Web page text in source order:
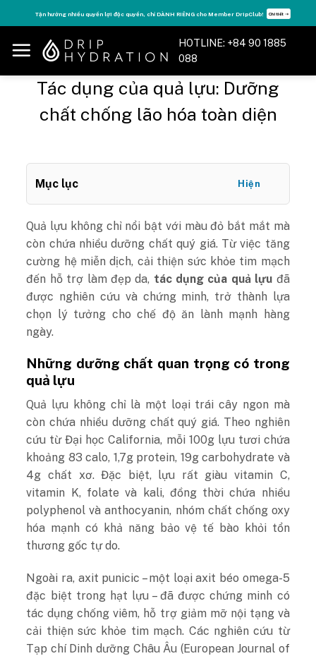
to
content
Tận hưởng nhiều quyền lợi độc quyền, chỉ DÀNH RIÊNG cho Member DripClub! Chi tiết ➝
HOTLINE: +84 90 1885
088
Tác dụng của quả lựu: Dưỡng
chất chống lão hóa toàn diện
Mục lục Hiện
Quả lựu không chỉ nổi bật với màu đỏ bắt mắt mà
còn chứa nhiều dưỡng chất quý giá. Từ việc tăng
cường hệ miễn dịch, cải thiện sức khỏe tim mạch
đến hỗ trợ làm đẹp da, tác dụng của quả lựu đã
được nghiên cứu và chứng minh, trở thành lựa
chọn lý tưởng cho chế độ ăn lành mạnh hàng
ngày.
Những dưỡng chất quan trọng có trong
quả lựu
Quả lựu không chỉ là một loại trái cây ngon mà
còn chứa nhiều dưỡng chất quý giá. Theo nghiên
cứu từ Đại học California, mỗi 100g lựu tươi chứa
khoảng 83 calo, 1,7g protein, 19g carbohydrate và
4g chất xơ. Đặc biệt, lựu rất giàu vitamin C,
vitamin K, folate và kali, đồng thời chứa nhiều
polyphenol và anthocyanin, nhóm chất chống oxy
hóa mạnh có khả năng bảo vệ tế bào khỏi tổn
thương gốc tự do.
Ngoài ra, axit punicic – một loại axit béo omega-5
đặc biệt trong hạt lựu – đã được chứng minh có
tác dụng chống viêm, hỗ trợ giảm mỡ nội tạng và
cải thiện sức khỏe tim mạch. Các nghiên cứu từ
Tạp chí Dinh dưỡng Châu Âu (European Journal of